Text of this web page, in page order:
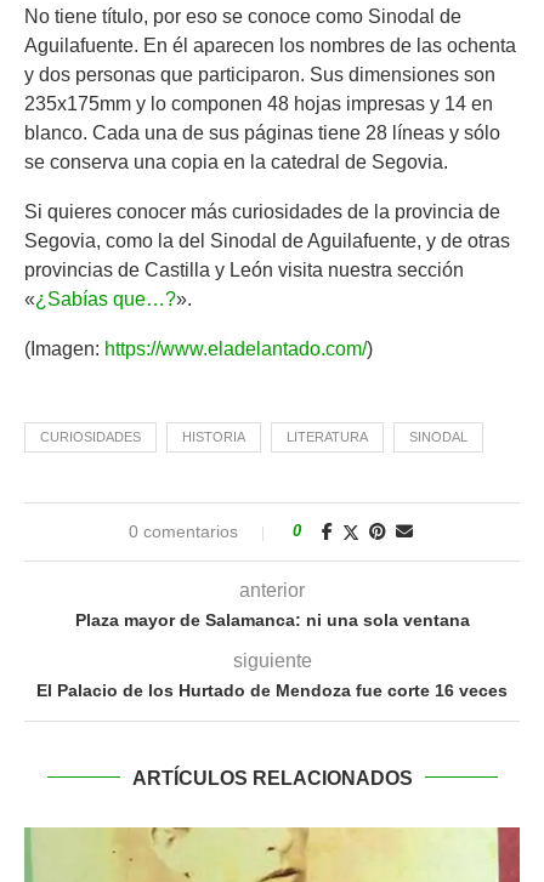
No tiene título, por eso se conoce como Sinodal de
Aguilafuente. En él aparecen los nombres de las ochenta
y dos personas que participaron. Sus dimensiones son
235x175mm y lo componen 48 hojas impresas y 14 en
blanco. Cada una de sus páginas tiene 28 líneas y sólo
se conserva una copia en la catedral de Segovia.
Si quieres conocer más curiosidades de la provincia de
Segovia, como la del Sinodal de Aguilafuente, y de otras
provincias de Castilla y León visita nuestra sección
«¿Sabías que…?».
(Imagen: https://www.eladelantado.com/)
CURIOSIDADES HISTORIA LITERATURA SINODAL
0 comentarios 0
anterior
Plaza mayor de Salamanca: ni una sola ventana
siguiente
El Palacio de los Hurtado de Mendoza fue corte 16 veces
ARTÍCULOS RELACIONADOS